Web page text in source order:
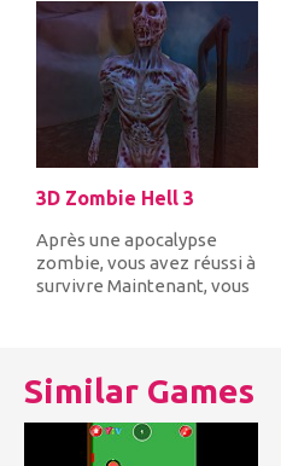
3D Zombie Hell 3
Après une apocalypse
zombie, vous avez réussi à
survivre Maintenant, vous
Similar Games